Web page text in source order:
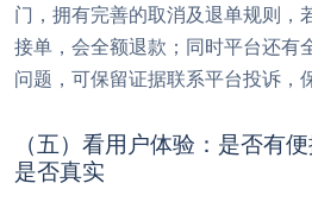
门，拥有完善的取消及退单规则，
接单，会全额退款；同时平台还有
问题，可保留证据联系平台投诉，
（五）看用户体验：是否有
是否真实